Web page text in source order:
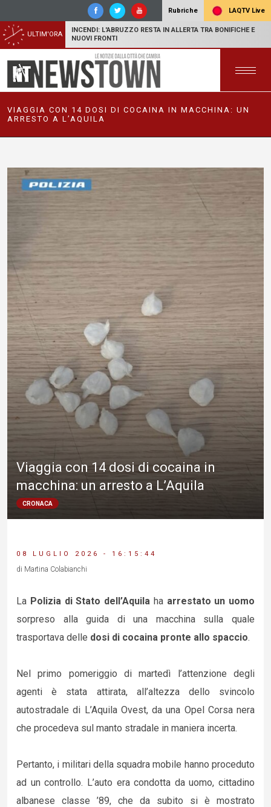
Rubriche LAQTV Live
ULTIM'ORA
INCENDI: L'ABRUZZO RESTA IN ALLERTA TRA BONIFICHE E
NUOVI FRONTI
VIAGGIA CON 14 DOSI DI COCAINA IN MACCHINA: UN
ARRESTO A L’AQUILA
Viaggia con 14 dosi di cocaina in
macchina: un arresto a L’Aquila
CRONACA
08 LUGLIO 2026 - 16:15:44
di Martina Colabianchi
La Polizia di Stato dell’Aquila ha arrestato un uomo
sorpreso alla guida di una macchina sulla quale
trasportava delle dosi di cocaina pronte allo spaccio.
Nel primo pomeriggio di martedì l’attenzione degli
agenti è stata attirata, all’altezza dello svincolo
autostradale di L’Aquila Ovest, da una Opel Corsa nera
che procedeva sul manto stradale in maniera incerta.
Pertanto, i militari della squadra mobile hanno proceduto
ad un controllo. L’auto era condotta da uomo, cittadino
albanese classe ’89, che da subito si è mostrato